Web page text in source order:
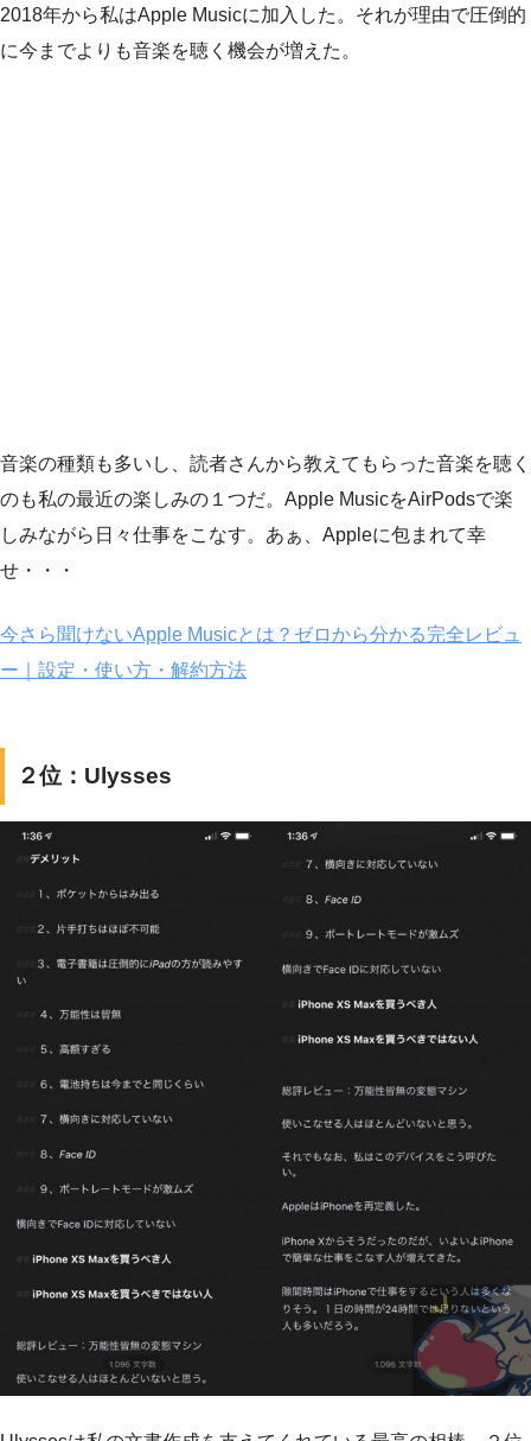
2018年から私はApple Musicに加入した。それが理由で圧倒的
に今までよりも音楽を聴く機会が増えた。
音楽の種類も多いし、読者さんから教えてもらった音楽を聴く
のも私の最近の楽しみの１つだ。Apple MusicをAirPodsで楽
しみながら日々仕事をこなす。あぁ、Appleに包まれて幸
せ・・・
今さら聞けないApple Musicとは？ゼロから分かる完全レビュ
ー｜設定・使い方・解約方法
２位：Ulysses